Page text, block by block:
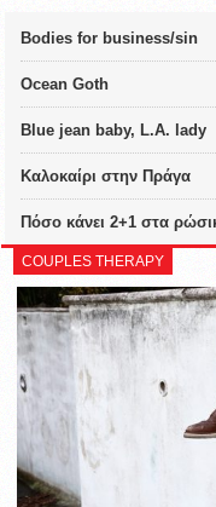
Bodies for business/sin
Ocean Goth
Blue jean baby, L.A. lady
Καλοκαίρι στην Πράγα
Πόσο κάνει 2+1 στα
COUPLES THERAPY